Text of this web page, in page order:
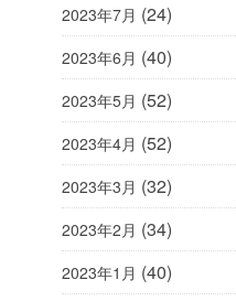
2023年7月 (24)
2023年6月 (40)
2023年5月 (52)
2023年4月 (52)
2023年3月 (32)
2023年2月 (34)
2023年1月 (40)